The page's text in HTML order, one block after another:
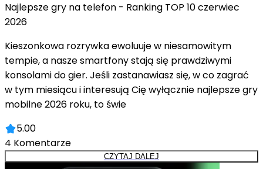
Najlepsze gry na telefon - Ranking TOP 10 czerwiec
2026
Kieszonkowa rozrywka ewoluuje w niesamowitym
tempie, a nasze smartfony stają się prawdziwymi
konsolami do gier. Jeśli zastanawiasz się, w co zagrać
w tym miesiącu i interesują Cię wyłącznie najlepsze gry
mobilne 2026 roku, to świe
5.00
4 Komentarze
CZYTAJ DALEJ